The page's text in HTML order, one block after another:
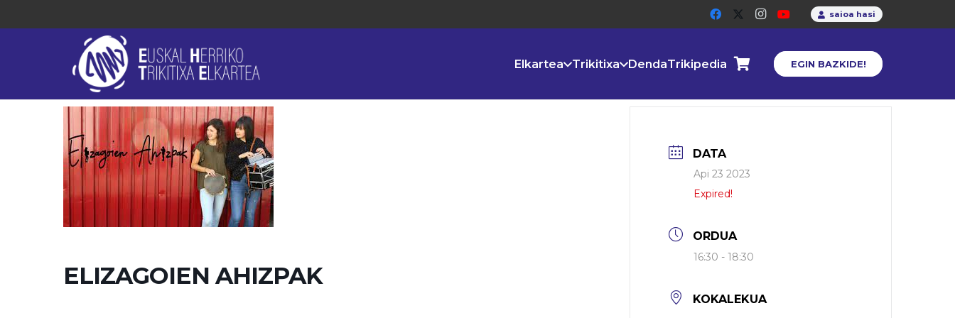
saioa hasi
Elkartea Trikitixa DendaTrikipedia EGIN BAZKIDE!
ELIZAGOIEN AHIZPAK
DATA
Api 23 2023
Expired!
ORDUA
16:30 - 18:30
KOKALEKUA